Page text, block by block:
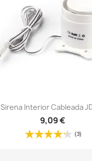
Sirena Interior Cableada
9,09 €
(3)